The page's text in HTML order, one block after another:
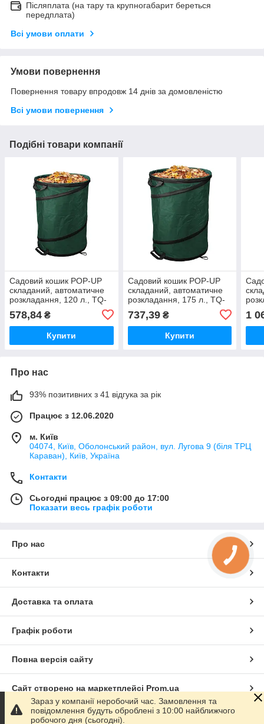
Післяплата (на тару та крупногабарит береться
передплата)
Всі умови оплати
Умови повернення
Повернення товару впродовж 14 днів за домовленістю
Всі умови повернення
Подібні товари компанії
Садовий кошик POP-UP
складаний, автоматичне
розкладання, 120 л., TQ-
578,84 ₴
Купити
Садовий кошик POP-UP
складаний, автоматичне
розкладання, 175 л., TQ-
737,39₴
Купити
1
Про нас
93% позитивних з 41 відгука за рік
Працює з 12.06.2020
м. Київ
04074, Київ, Оболонський район, вул. Лугова 9 (біля ТРЦ
Караван), Київ, Україна
Контакти
Сьогодні працює з 09:00 до 17:00
Показати весь графік роботи
Про нас
Контакти
Доставка та оплата
Графік роботи
Повна версія сайту
Сайт створено на маркетплейсі Prom.ua
Політика конфіденційності
Зараз у компанії неробочий час. Замовлення та
повідомлення будуть оброблені з 10:00 найближчого
робочого дня (сьогодні).
КНОПКА
ЗВ'ЯЗКУ